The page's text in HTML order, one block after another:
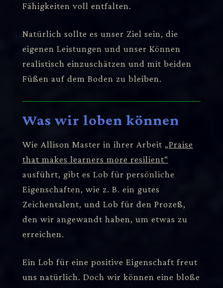
Fähigkeiten voll entfalten.
Natürlich sollte es unser Ziel sein, die
eigenen Leistungen und unser Können
realistisch einzuschätzen und mit beiden
Füßen auf dem Boden zu bleiben.
Was wir loben können
Wie Allison Master in ihrer Arbeit „Praise
that makes learners more resilient“
ausführt, gibt es Lob für persönliche
Eigenschaften, wie z. B. ein gutes
Zeichentalent, und Lob für den Prozeß,
den wir angewandt haben, um etwas zu
erreichen.
Ein Lob für eine positive Eigenschaft freut
uns natürlich. Doch wir können eine bloße